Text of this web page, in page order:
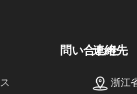
問い合わせ
連絡先
浙江